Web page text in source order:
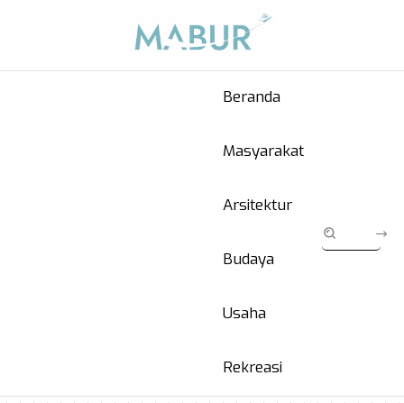
Beranda
Masyarakat
Arsitektur
Budaya
Usaha
Rekreasi